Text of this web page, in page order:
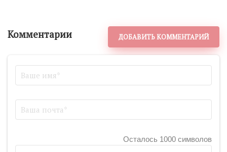
Комментарии ДОБАВИТЬ КОММЕНТАРИЙ
Осталось 1000 символов